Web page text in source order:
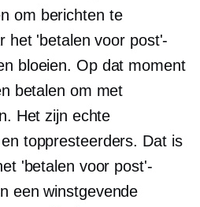
om berichten te
het 'betalen voor post'-
bloeien. Op dat moment
betalen om met
Het zijn echte
toppresteerders. Dat is
'betalen voor post'-
een winstgevende